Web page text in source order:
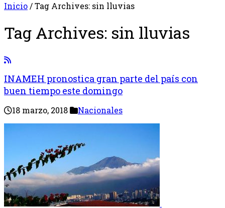
Inicio/Tag Archives: sin lluvias
Tag Archives: sin lluvias
INAMEH pronostica gran parte del país con
buen tiempo este domingo
18 marzo, 2018 Nacionales